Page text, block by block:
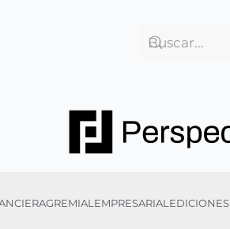
GREMIAL EMPRESARIAL EDICIONES